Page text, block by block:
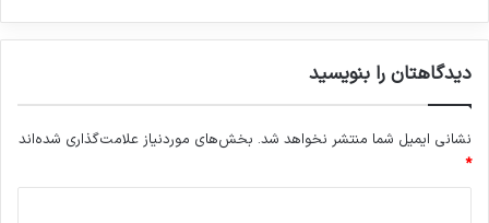
دیدگاهتان را بنویسید
نشانی ایمیل شما منتشر نخواهد شد. بخش‌های موردنیاز علامت‌گذاری شده‌اند
*